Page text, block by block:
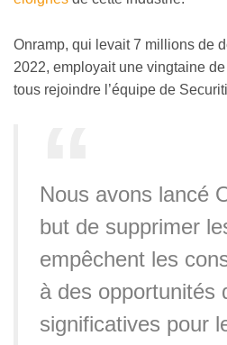
Onramp, qui levait 7 millions de
2022, employait une vingtaine
tous rejoindre l’équipe de
Nous avons lancé
but de supprimer
empêchent les
à des opportunités
significatives pour